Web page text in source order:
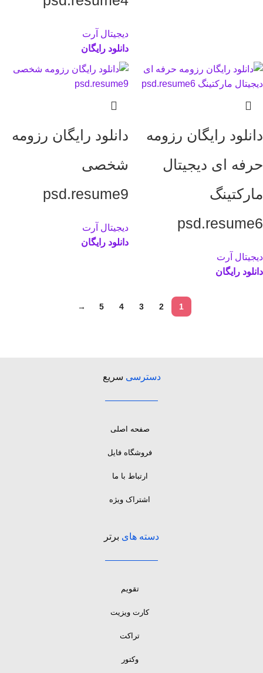
دیجیتال آرت
دانلود رایگان
دانلود رایگان رزومه
حرفه ای دیجیتال
مارکتینگ
psd.resume6
دیجیتال آرت
دانلود رایگان
دانلود رایگان رزومه
شخصی
psd.resume9
دیجیتال آرت
دانلود رایگان
1
2
3
4
5
→
دسترسی سریع
صفحه اصلی
فروشگاه فایل
ارتباط با ما
اشتراک ویژه
دسته های برتر
تقویم
کارت ویزیت
تراکت
وکتور